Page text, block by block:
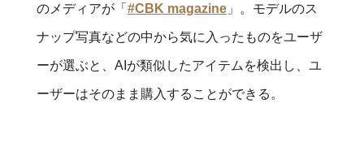
のメディアが「 #CBK magazine」。モデルのス
ナップ写真などの中から気に入ったものをユーザ
ーが選ぶと、AIが類似したアイテムを検出し、ユ
ーザーはそのまま購入することができる。